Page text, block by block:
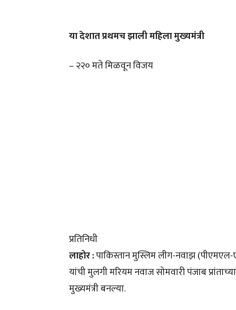
या देशात प्रथमच झाली महिला मुख्यमंत्री
– २२० मते मिळवून विजय
प्रतिनिधी
लाहोर :पाकिस्तान मुस्लिम लीग-नवाझ (पीएमएल-
यांची मुलगी मरियम नवाज सोमवारी पंजाब
मुख्यमंत्री बनल्या.